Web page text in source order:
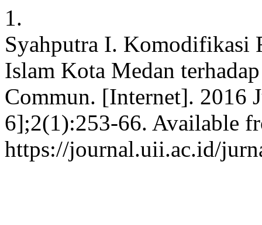
1.
Syahputra I. Komodifikasi
Islam Kota Medan
Commun. [Internet]. 2016
6];2(1):253-66. Available
https://journal.uii.ac.id/